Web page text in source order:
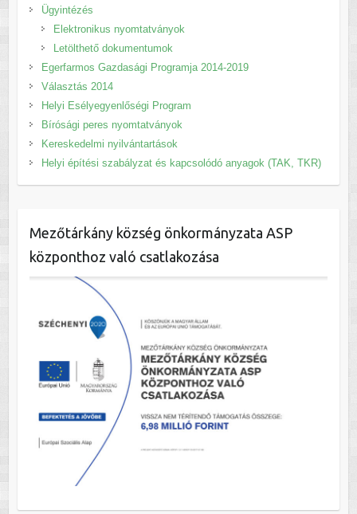
Ügyintézés
Elektronikus nyomtatványok
Letölthető dokumentumok
Egerfarmos Gazdasági Programja 2014-2019
Választás 2014
Helyi Esélyegyenlőségi Program
Bírósági peres nyomtatványok
Kereskedelmi nyilvántartások
Helyi építési szabályzat és kapcsolódó anyagok (TAK, TKR)
Mezőtárkány község önkormányzata ASP
központhoz való csatlakozása